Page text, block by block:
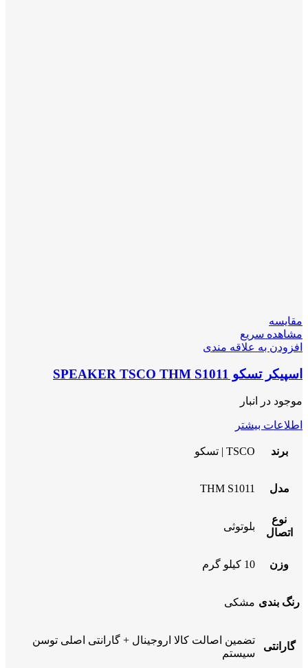
مقایسه
مشاهده سریع
افزودن به علاقه مندی
اسپیکر تسکو SPEAKER TSCO THM S1011
موجود در انبار
اطلاعات بیشتر
برند TSCO | تسکو
مدل THM S1011
نوع
اتصال
بلوتوثی
وزن 10 کیلو گرم
رنگ بندی مشکی
گارانتی
تضمین اصالت کالا اروجینال + گارانتی اصلی توسن
سیستم